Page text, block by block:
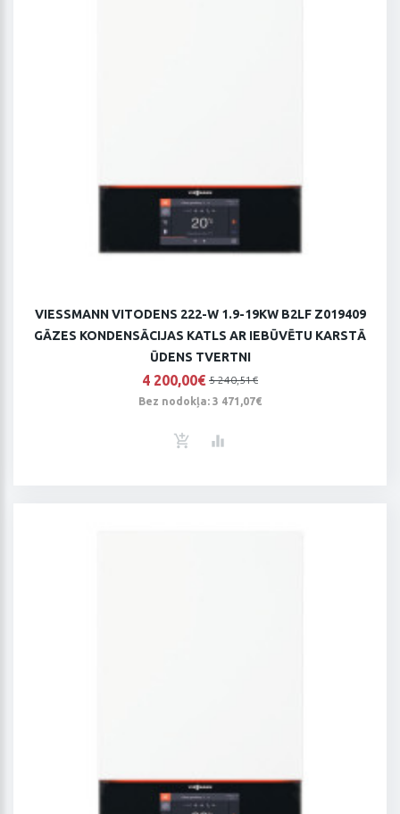
VIESSMANN VITODENS 222-W 1.9-19KW B2LF Z019409
GĀZES KONDENSĀCIJAS KATLS AR IEBŪVĒTU KARSTĀ
ŪDENS TVERTNI
4 200,00€ 5 240,51€
Bez nodokļa: 3 471,07€